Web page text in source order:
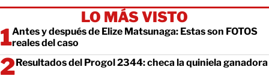
LO MÁS VISTO
Antes y después de Elize Matsunaga: Estas son FOTOS
reales del caso
Resultados del Progol 2344: checa la quiniela ganadora